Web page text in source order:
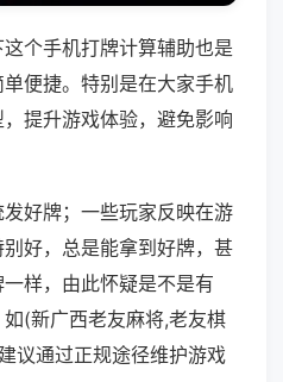
个手机打牌计算辅助也是
便捷。特别是在大家手机
提升游戏体验，避免影响
好牌；一些玩家反映在游
好，总是能拿到好牌，甚
样，由此怀疑是不是有
(新广西老友麻将,老友棋
议通过正规途径维护游戏